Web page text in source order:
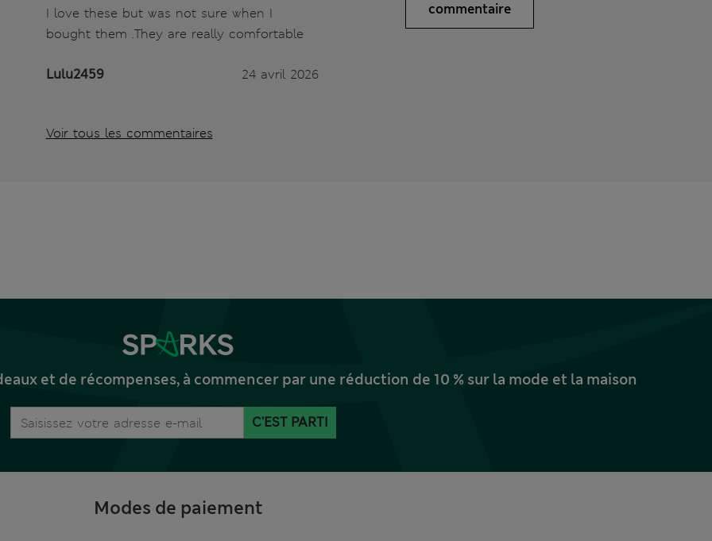
I love these but was not sure when I
bought them .They are really comfortable
Lulu2459 24 avril 2026
Voir tous les commentaires
commentaire
et de récompenses, à commencer par une réduction de 10 % sur la mode et la maison
C'EST PARTI
Modes de paiement